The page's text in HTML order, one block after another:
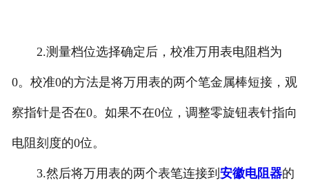
2.测量档位选择确定后，校准万用表电阻档为
0。校准0的方法是将万用表的两个笔金属棒短接，观
察指针是否在0。如果不在0位，调整零旋钮表针指向
电阻刻度的0位。
3.然后将万用表的两个表笔连接到 安徽电阻器的